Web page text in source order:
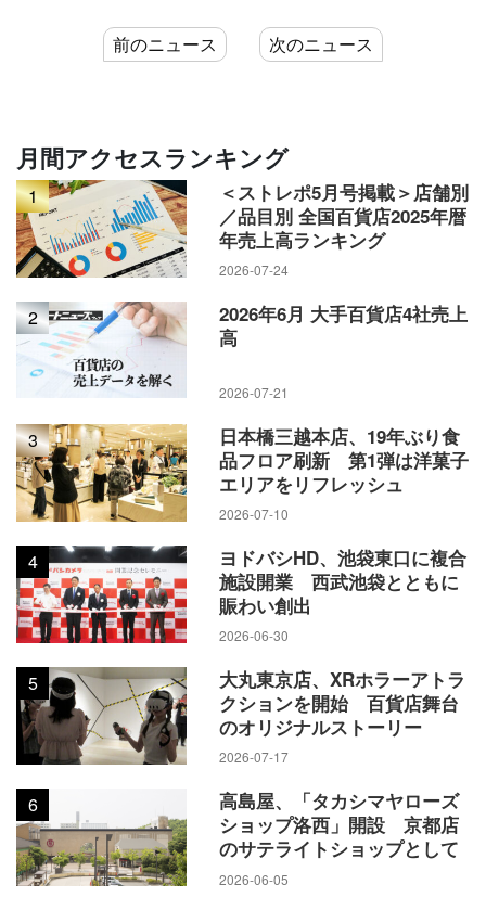
前のニュース 次のニュース
月間アクセスランキング
1
＜ストレポ5月号掲載＞店舗別
／品目別 全国百貨店2025年暦
年売上高ランキング
2026-07-24
2
2026年6月 大手百貨店4社売上
高
2026-07-21
3
日本橋三越本店、19年ぶり食
品フロア刷新 第1弾は洋菓子
エリアをリフレッシュ
2026-07-10
4
ヨドバシHD、池袋東口に複合
施設開業 西武池袋とともに
賑わい創出
2026-06-30
5
大丸東京店、XRホラーアトラ
クションを開始 百貨店舞台
のオリジナルストーリー
2026-07-17
6
高島屋、「タカシマヤローズ
ショップ洛西」開設 京都店
のサテライトショップとして
2026-06-05